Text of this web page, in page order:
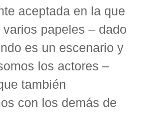
aceptada en la que
papeles – dado
es un escenario y
los actores –
también
con los demás de